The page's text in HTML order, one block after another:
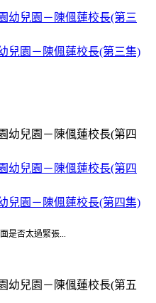
兒園－陳偑蓮校長(第三集)
兒園－陳偑蓮校長(第四集)
是否太過緊張...